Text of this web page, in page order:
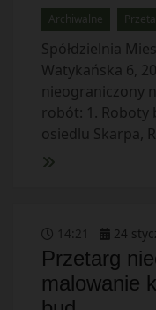
Archiwalne
Spółdzielnia
Watykańska 6,
nieograniczony
robót: 1.
osiedlu Skarpa,
14 21 24
Przetarg
malowanie